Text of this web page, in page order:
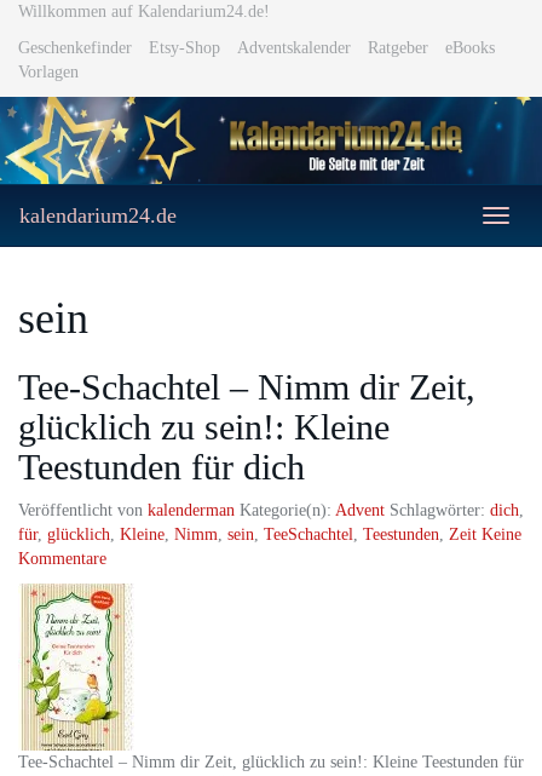
Skip
main
content
Willkommen auf Kalendarium24.de!
Geschenkefinder
Etsy-Shop Adventskalender Ratgeber
eBooks
Vorlagen
Toggle
kalendarium24.de
sein
Tee-Schachtel – Nimm dir Zeit,
glücklich zu sein!: Kleine
Teestunden für dich
Veröffentlicht von kalenderman Kategorie(n): Advent Schlagwörter: dich,
für, glücklich, Kleine, Nimm, sein, TeeSchachtel, Teestunden, Zeit Keine
Kommentare
Tee-Schachtel – Nimm dir Zeit, glücklich zu sein!: Kleine Teestunden für